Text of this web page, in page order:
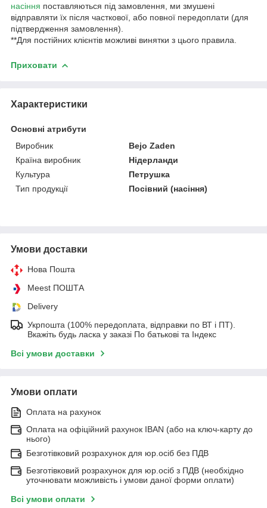
насіння поставляються під замовлення, ми змушені
відправляти їх після часткової, або повної передоплати (для
підтвердження замовлення).
**Для постійних клієнтів можливі винятки з цього правила.
Приховати
Характеристики
Основні атрибути
Виробник
Bejo Zaden
Країна виробник
Нідерланди
Культура
Петрушка
Тип продукції
Посівний (насіння)
Умови доставки
Нова Пошта
Meest ПОШТА
Delivery
Укрпошта (100% передоплата, відправки по ВТ і ПТ).
Вкажіть будь ласка у заказі По батькові та Індекс
Всі умови доставки
Умови оплати
Оплата на рахунок
Оплата на офіційний рахунок IBAN (або на ключ-карту до
нього)
Безготівковий розрахунок для юр.осіб без ПДВ
Безготівковий розрахунок для юр.осіб з ПДВ (необхідно
уточнювати можливість і умови даної форми оплати)
Всі умови оплати